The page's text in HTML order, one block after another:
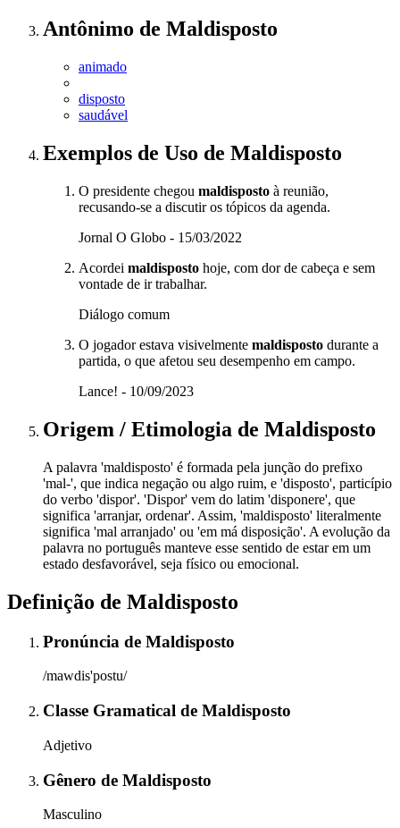
Antônimo de Maldisposto
animado
disposto
saudável
Exemplos de Uso de Maldisposto
O presidente chegou maldisposto à reunião,
recusando-se a discutir os tópicos da agenda.
Jornal O Globo - 15/03/2022
Acordei maldisposto hoje, com dor de cabeça e sem
vontade de ir trabalhar.
Diálogo comum
O jogador estava visivelmente maldisposto durante a
partida, o que afetou seu desempenho em campo.
Lance! - 10/09/2023
Origem / Etimologia de Maldisposto
A palavra 'maldisposto' é formada pela junção do prefixo
'mal-', que indica negação ou algo ruim, e 'disposto', particípio
do verbo 'dispor'. 'Dispor' vem do latim 'disponere', que
significa 'arranjar, ordenar'. Assim, 'maldisposto' literalmente
significa 'mal arranjado' ou 'em má disposição'. A evolução da
palavra no português manteve esse sentido de estar em um
estado desfavorável, seja físico ou emocional.
Definição de Maldisposto
Pronúncia de Maldisposto
/mawdis'postu/
Classe Gramatical de Maldisposto
Adjetivo
Gênero de Maldisposto
Masculino